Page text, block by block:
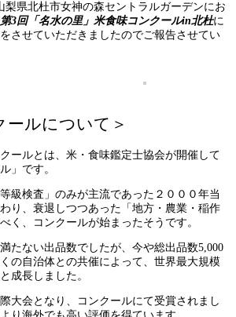
梨県北杜市女神の森セントラルガーデンにお
第3回「名水の里」米食味コンクールin北杜に
させていただきましたのでご報告させてい
ールについて＞
ールとは、米・食味鑑定士協会が開催して
」です。
級検査」のみが主流であった２０００年当
り、衰退しつつあった「地方・農業・稲作
く、コンクールが始まったそうです。
たない出品数でしたが、今や総出品数5,000
の自治体との共催によって、世界最大規模
成長しました。
大会となり、コンクールにて受賞されまし